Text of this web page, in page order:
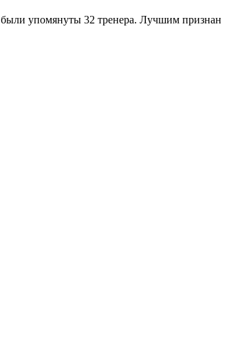
были упомянуты 32 тренера. Лучшим признан